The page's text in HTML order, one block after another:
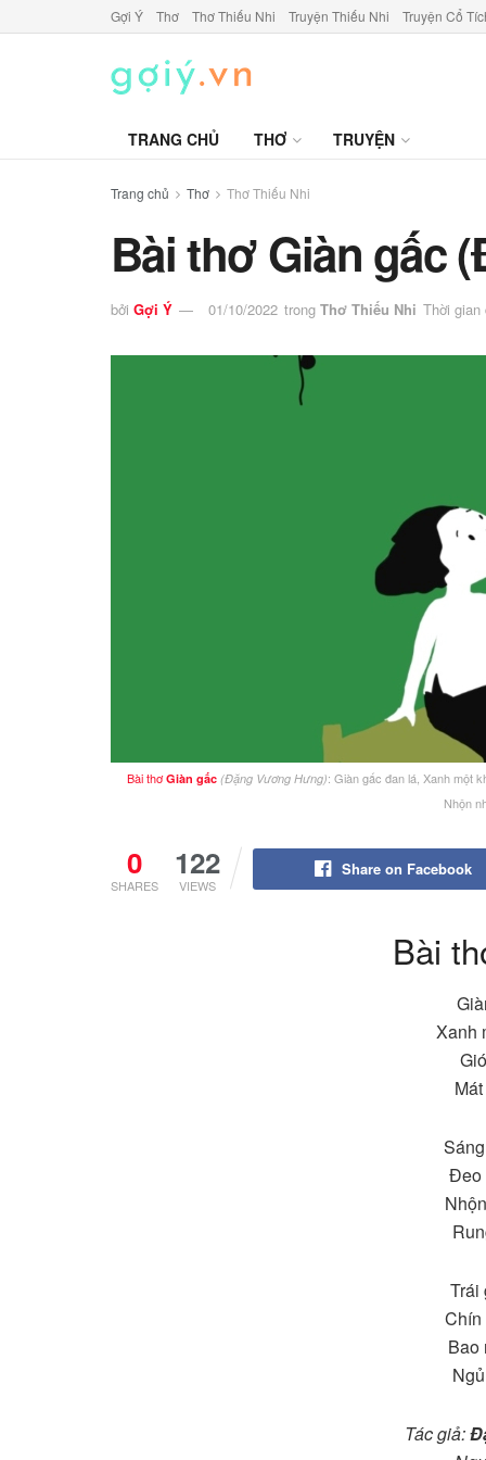
Gợi Ý Thơ Thơ Thiếu Nhi Truyện Thiếu Nhi Truyện Cổ
TRANG CHỦ THƠ TRUYỆN
Trang chủ Thơ Thơ Thiếu Nhi
Bài thơ Giàn gấc
bởi Gợi Ý 01/10/2022 trong Thơ Thiếu Nhi Thời gian
Bài thơGiàn gấc (Đặng Vương Hưng): Giàn gấc đan lá, Xanh một
Nhộn
0
SHARES
122
VIEWS
Share on Facebook
Bài
Xanh
Đeo
Trái
Chín
Bao
Tác giả: